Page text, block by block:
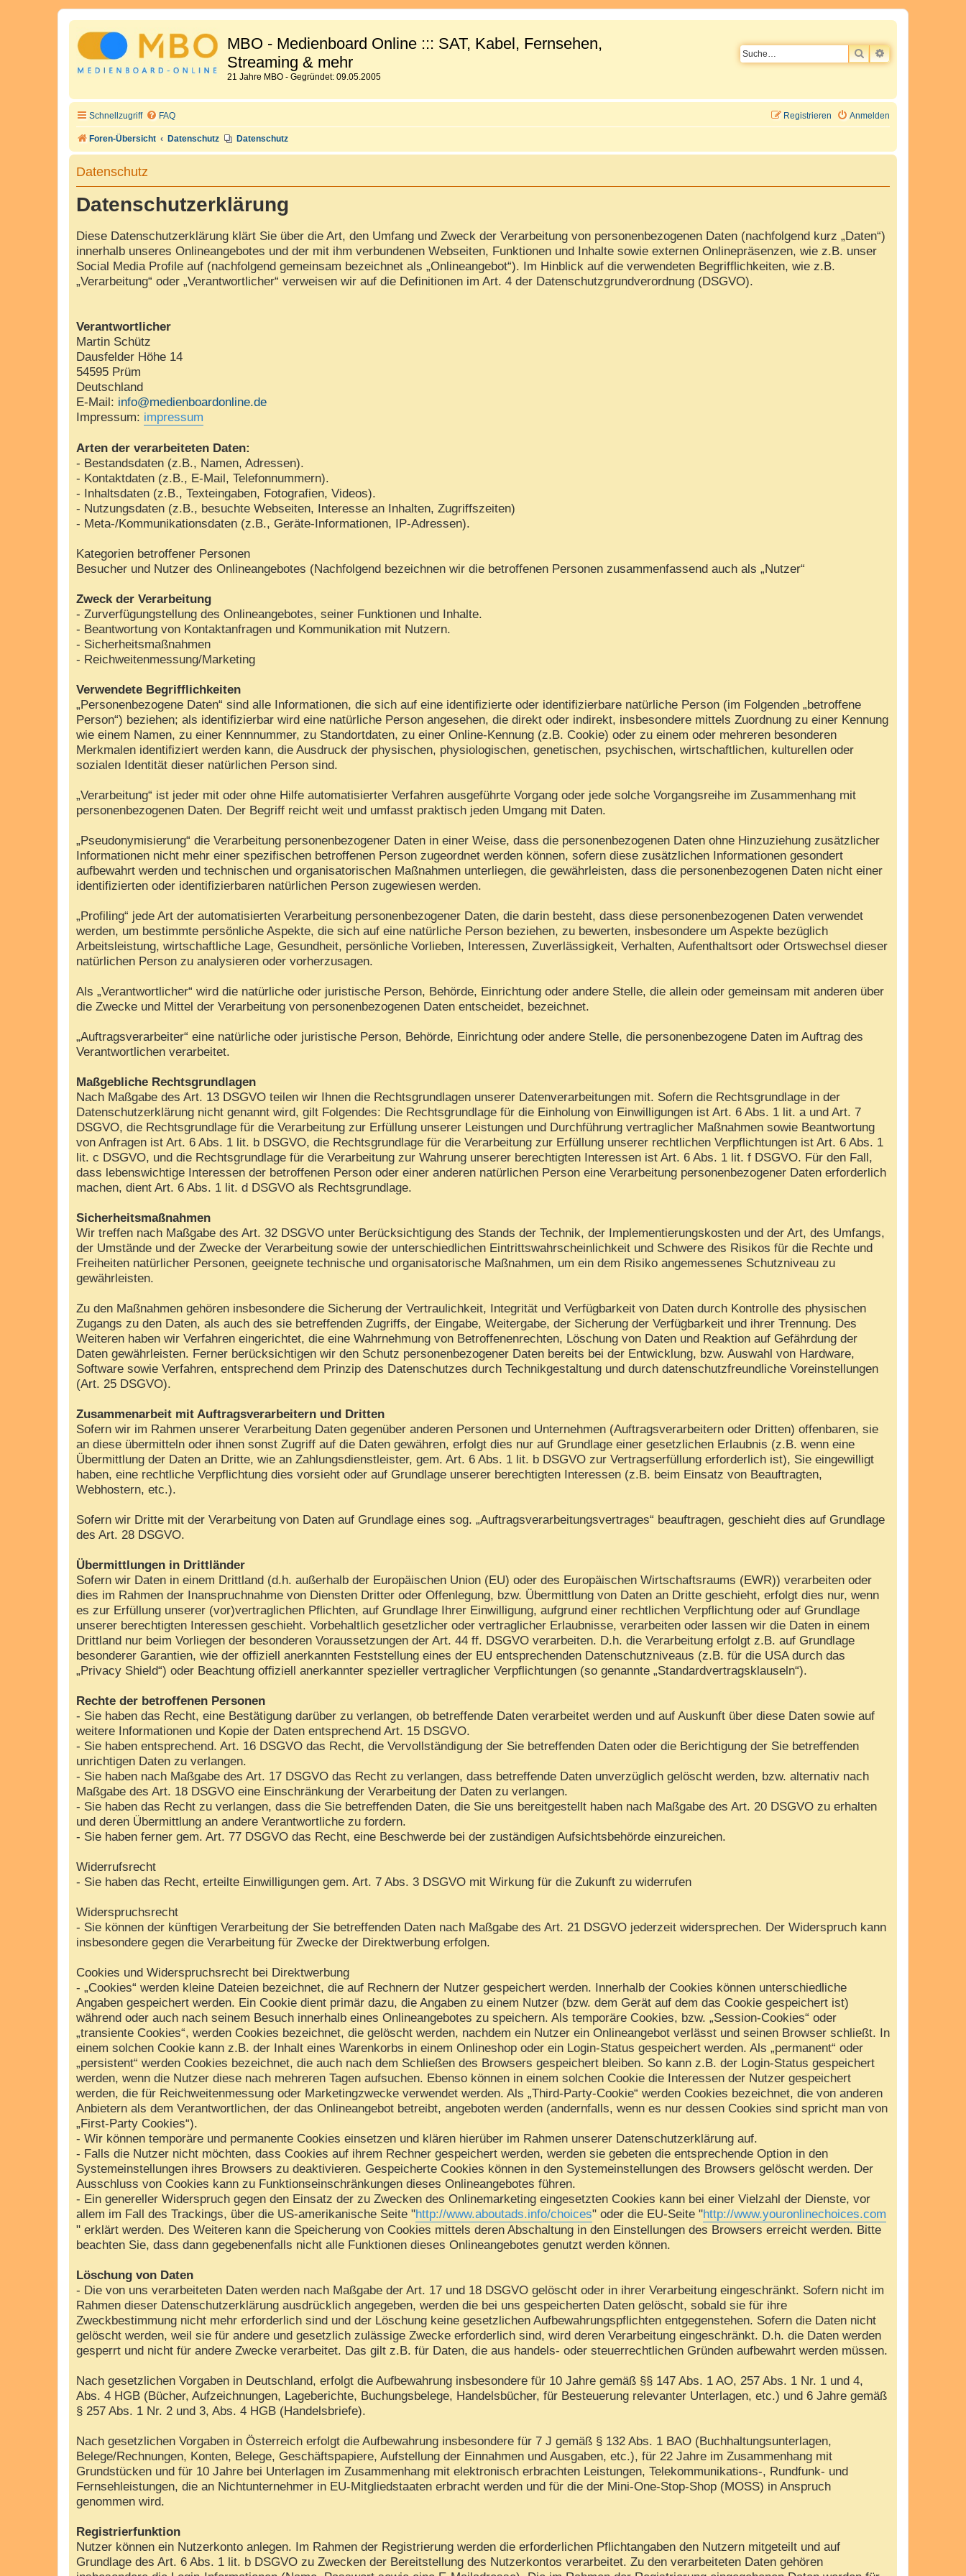
MBO - Medienboard Online ::: SAT, Kabel, Fernsehen,
Streaming & mehr
21 Jahre MBO - Gegründet: 09.05.2005
SUCHEERWEITERTE
Schnellzugriff FAQ Anmelden
Registrieren
Foren-Übersicht Datenschutz Datenschutz
Datenschutz
Datenschutzerklärung
Diese Datenschutzerklärung klärt Sie über die Art, den Umfang und Zweck der Verarbeitung von personenbezogenen Daten (nachfolgend kurz „Daten“)
innerhalb unseres Onlineangebotes und der mit ihm verbundenen Webseiten, Funktionen und Inhalte sowie externen Onlinepräsenzen, wie z.B. unser
Social Media Profile auf (nachfolgend gemeinsam bezeichnet als „Onlineangebot“). Im Hinblick auf die verwendeten Begrifflichkeiten, wie z.B.
„Verarbeitung“ oder „Verantwortlicher“ verweisen wir auf die Definitionen im Art. 4 der Datenschutzgrundverordnung (DSGVO).
Verantwortlicher
Martin Schütz
Dausfelder Höhe 14
54595 Prüm
Deutschland
E-Mail: info@medienboardonline.de
Impressum: impressum
Arten der verarbeiteten Daten:
- Bestandsdaten (z.B., Namen, Adressen).
- Kontaktdaten (z.B., E-Mail, Telefonnummern).
- Inhaltsdaten (z.B., Texteingaben, Fotografien, Videos).
- Nutzungsdaten (z.B., besuchte Webseiten, Interesse an Inhalten, Zugriffszeiten)
- Meta-/Kommunikationsdaten (z.B., Geräte-Informationen, IP-Adressen).
Kategorien betroffener Personen
Besucher und Nutzer des Onlineangebotes (Nachfolgend bezeichnen wir die betroffenen Personen zusammenfassend auch als „Nutzer“
Zweck der Verarbeitung
- Zurverfügungstellung des Onlineangebotes, seiner Funktionen und Inhalte.
- Beantwortung von Kontaktanfragen und Kommunikation mit Nutzern.
- Sicherheitsmaßnahmen
- Reichweitenmessung/Marketing
Verwendete Begrifflichkeiten
„Personenbezogene Daten“ sind alle Informationen, die sich auf eine identifizierte oder identifizierbare natürliche Person (im Folgenden „betroffene
Person“) beziehen; als identifizierbar wird eine natürliche Person angesehen, die direkt oder indirekt, insbesondere mittels Zuordnung zu einer Kennung
wie einem Namen, zu einer Kennnummer, zu Standortdaten, zu einer Online-Kennung (z.B. Cookie) oder zu einem oder mehreren besonderen
Merkmalen identifiziert werden kann, die Ausdruck der physischen, physiologischen, genetischen, psychischen, wirtschaftlichen, kulturellen oder
sozialen Identität dieser natürlichen Person sind.
„Verarbeitung“ ist jeder mit oder ohne Hilfe automatisierter Verfahren ausgeführte Vorgang oder jede solche Vorgangsreihe im Zusammenhang mit
personenbezogenen Daten. Der Begriff reicht weit und umfasst praktisch jeden Umgang mit Daten.
„Pseudonymisierung“ die Verarbeitung personenbezogener Daten in einer Weise, dass die personenbezogenen Daten ohne Hinzuziehung zusätzlicher
Informationen nicht mehr einer spezifischen betroffenen Person zugeordnet werden können, sofern diese zusätzlichen Informationen gesondert
aufbewahrt werden und technischen und organisatorischen Maßnahmen unterliegen, die gewährleisten, dass die personenbezogenen Daten nicht einer
identifizierten oder identifizierbaren natürlichen Person zugewiesen werden.
„Profiling“ jede Art der automatisierten Verarbeitung personenbezogener Daten, die darin besteht, dass diese personenbezogenen Daten verwendet
werden, um bestimmte persönliche Aspekte, die sich auf eine natürliche Person beziehen, zu bewerten, insbesondere um Aspekte bezüglich
Arbeitsleistung, wirtschaftliche Lage, Gesundheit, persönliche Vorlieben, Interessen, Zuverlässigkeit, Verhalten, Aufenthaltsort oder Ortswechsel dieser
natürlichen Person zu analysieren oder vorherzusagen.
Als „Verantwortlicher“ wird die natürliche oder juristische Person, Behörde, Einrichtung oder andere Stelle, die allein oder gemeinsam mit anderen über
die Zwecke und Mittel der Verarbeitung von personenbezogenen Daten entscheidet, bezeichnet.
„Auftragsverarbeiter“ eine natürliche oder juristische Person, Behörde, Einrichtung oder andere Stelle, die personenbezogene Daten im Auftrag des
Verantwortlichen verarbeitet.
Maßgebliche Rechtsgrundlagen
Nach Maßgabe des Art. 13 DSGVO teilen wir Ihnen die Rechtsgrundlagen unserer Datenverarbeitungen mit. Sofern die Rechtsgrundlage in der
Datenschutzerklärung nicht genannt wird, gilt Folgendes: Die Rechtsgrundlage für die Einholung von Einwilligungen ist Art. 6 Abs. 1 lit. a und Art. 7
DSGVO, die Rechtsgrundlage für die Verarbeitung zur Erfüllung unserer Leistungen und Durchführung vertraglicher Maßnahmen sowie Beantwortung
von Anfragen ist Art. 6 Abs. 1 lit. b DSGVO, die Rechtsgrundlage für die Verarbeitung zur Erfüllung unserer rechtlichen Verpflichtungen ist Art. 6 Abs. 1
lit. c DSGVO, und die Rechtsgrundlage für die Verarbeitung zur Wahrung unserer berechtigten Interessen ist Art. 6 Abs. 1 lit. f DSGVO. Für den Fall,
dass lebenswichtige Interessen der betroffenen Person oder einer anderen natürlichen Person eine Verarbeitung personenbezogener Daten erforderlich
machen, dient Art. 6 Abs. 1 lit. d DSGVO als Rechtsgrundlage.
Sicherheitsmaßnahmen
Wir treffen nach Maßgabe des Art. 32 DSGVO unter Berücksichtigung des Stands der Technik, der Implementierungskosten und der Art, des Umfangs,
der Umstände und der Zwecke der Verarbeitung sowie der unterschiedlichen Eintrittswahrscheinlichkeit und Schwere des Risikos für die Rechte und
Freiheiten natürlicher Personen, geeignete technische und organisatorische Maßnahmen, um ein dem Risiko angemessenes Schutzniveau zu
gewährleisten.
Zu den Maßnahmen gehören insbesondere die Sicherung der Vertraulichkeit, Integrität und Verfügbarkeit von Daten durch Kontrolle des physischen
Zugangs zu den Daten, als auch des sie betreffenden Zugriffs, der Eingabe, Weitergabe, der Sicherung der Verfügbarkeit und ihrer Trennung. Des
Weiteren haben wir Verfahren eingerichtet, die eine Wahrnehmung von Betroffenenrechten, Löschung von Daten und Reaktion auf Gefährdung der
Daten gewährleisten. Ferner berücksichtigen wir den Schutz personenbezogener Daten bereits bei der Entwicklung, bzw. Auswahl von Hardware,
Software sowie Verfahren, entsprechend dem Prinzip des Datenschutzes durch Technikgestaltung und durch datenschutzfreundliche Voreinstellungen
(Art. 25 DSGVO).
Zusammenarbeit mit Auftragsverarbeitern und Dritten
Sofern wir im Rahmen unserer Verarbeitung Daten gegenüber anderen Personen und Unternehmen (Auftragsverarbeitern oder Dritten) offenbaren, sie
an diese übermitteln oder ihnen sonst Zugriff auf die Daten gewähren, erfolgt dies nur auf Grundlage einer gesetzlichen Erlaubnis (z.B. wenn eine
Übermittlung der Daten an Dritte, wie an Zahlungsdienstleister, gem. Art. 6 Abs. 1 lit. b DSGVO zur Vertragserfüllung erforderlich ist), Sie eingewilligt
haben, eine rechtliche Verpflichtung dies vorsieht oder auf Grundlage unserer berechtigten Interessen (z.B. beim Einsatz von Beauftragten,
Webhostern, etc.).
Sofern wir Dritte mit der Verarbeitung von Daten auf Grundlage eines sog. „Auftragsverarbeitungsvertrages“ beauftragen, geschieht dies auf Grundlage
des Art. 28 DSGVO.
Übermittlungen in Drittländer
Sofern wir Daten in einem Drittland (d.h. außerhalb der Europäischen Union (EU) oder des Europäischen Wirtschaftsraums (EWR)) verarbeiten oder
dies im Rahmen der Inanspruchnahme von Diensten Dritter oder Offenlegung, bzw. Übermittlung von Daten an Dritte geschieht, erfolgt dies nur, wenn
es zur Erfüllung unserer (vor)vertraglichen Pflichten, auf Grundlage Ihrer Einwilligung, aufgrund einer rechtlichen Verpflichtung oder auf Grundlage
unserer berechtigten Interessen geschieht. Vorbehaltlich gesetzlicher oder vertraglicher Erlaubnisse, verarbeiten oder lassen wir die Daten in einem
Drittland nur beim Vorliegen der besonderen Voraussetzungen der Art. 44 ff. DSGVO verarbeiten. D.h. die Verarbeitung erfolgt z.B. auf Grundlage
besonderer Garantien, wie der offiziell anerkannten Feststellung eines der EU entsprechenden Datenschutzniveaus (z.B. für die USA durch das
„Privacy Shield“) oder Beachtung offiziell anerkannter spezieller vertraglicher Verpflichtungen (so genannte „Standardvertragsklauseln“).
Rechte der betroffenen Personen
- Sie haben das Recht, eine Bestätigung darüber zu verlangen, ob betreffende Daten verarbeitet werden und auf Auskunft über diese Daten sowie auf
weitere Informationen und Kopie der Daten entsprechend Art. 15 DSGVO.
- Sie haben entsprechend. Art. 16 DSGVO das Recht, die Vervollständigung der Sie betreffenden Daten oder die Berichtigung der Sie betreffenden
unrichtigen Daten zu verlangen.
- Sie haben nach Maßgabe des Art. 17 DSGVO das Recht zu verlangen, dass betreffende Daten unverzüglich gelöscht werden, bzw. alternativ nach
Maßgabe des Art. 18 DSGVO eine Einschränkung der Verarbeitung der Daten zu verlangen.
- Sie haben das Recht zu verlangen, dass die Sie betreffenden Daten, die Sie uns bereitgestellt haben nach Maßgabe des Art. 20 DSGVO zu erhalten
und deren Übermittlung an andere Verantwortliche zu fordern.
- Sie haben ferner gem. Art. 77 DSGVO das Recht, eine Beschwerde bei der zuständigen Aufsichtsbehörde einzureichen.
Widerrufsrecht
- Sie haben das Recht, erteilte Einwilligungen gem. Art. 7 Abs. 3 DSGVO mit Wirkung für die Zukunft zu widerrufen
Widerspruchsrecht
- Sie können der künftigen Verarbeitung der Sie betreffenden Daten nach Maßgabe des Art. 21 DSGVO jederzeit widersprechen. Der Widerspruch kann
insbesondere gegen die Verarbeitung für Zwecke der Direktwerbung erfolgen.
Cookies und Widerspruchsrecht bei Direktwerbung
- „Cookies“ werden kleine Dateien bezeichnet, die auf Rechnern der Nutzer gespeichert werden. Innerhalb der Cookies können unterschiedliche
Angaben gespeichert werden. Ein Cookie dient primär dazu, die Angaben zu einem Nutzer (bzw. dem Gerät auf dem das Cookie gespeichert ist)
während oder auch nach seinem Besuch innerhalb eines Onlineangebotes zu speichern. Als temporäre Cookies, bzw. „Session-Cookies“ oder
„transiente Cookies“, werden Cookies bezeichnet, die gelöscht werden, nachdem ein Nutzer ein Onlineangebot verlässt und seinen Browser schließt. In
einem solchen Cookie kann z.B. der Inhalt eines Warenkorbs in einem Onlineshop oder ein Login-Status gespeichert werden. Als „permanent“ oder
„persistent“ werden Cookies bezeichnet, die auch nach dem Schließen des Browsers gespeichert bleiben. So kann z.B. der Login-Status gespeichert
werden, wenn die Nutzer diese nach mehreren Tagen aufsuchen. Ebenso können in einem solchen Cookie die Interessen der Nutzer gespeichert
werden, die für Reichweitenmessung oder Marketingzwecke verwendet werden. Als „Third-Party-Cookie“ werden Cookies bezeichnet, die von anderen
Anbietern als dem Verantwortlichen, der das Onlineangebot betreibt, angeboten werden (andernfalls, wenn es nur dessen Cookies sind spricht man von
„First-Party Cookies“).
- Wir können temporäre und permanente Cookies einsetzen und klären hierüber im Rahmen unserer Datenschutzerklärung auf.
- Falls die Nutzer nicht möchten, dass Cookies auf ihrem Rechner gespeichert werden, werden sie gebeten die entsprechende Option in den
Systemeinstellungen ihres Browsers zu deaktivieren. Gespeicherte Cookies können in den Systemeinstellungen des Browsers gelöscht werden. Der
Ausschluss von Cookies kann zu Funktionseinschränkungen dieses Onlineangebotes führen.
- Ein genereller Widerspruch gegen den Einsatz der zu Zwecken des Onlinemarketing eingesetzten Cookies kann bei einer Vielzahl der Dienste, vor
allem im Fall des Trackings, über die US-amerikanische Seite "http://www.aboutads.info/choices" oder die EU-Seite "http://www.youronlinechoices.com
" erklärt werden. Des Weiteren kann die Speicherung von Cookies mittels deren Abschaltung in den Einstellungen des Browsers erreicht werden. Bitte
beachten Sie, dass dann gegebenenfalls nicht alle Funktionen dieses Onlineangebotes genutzt werden können.
Löschung von Daten
- Die von uns verarbeiteten Daten werden nach Maßgabe der Art. 17 und 18 DSGVO gelöscht oder in ihrer Verarbeitung eingeschränkt. Sofern nicht im
Rahmen dieser Datenschutzerklärung ausdrücklich angegeben, werden die bei uns gespeicherten Daten gelöscht, sobald sie für ihre
Zweckbestimmung nicht mehr erforderlich sind und der Löschung keine gesetzlichen Aufbewahrungspflichten entgegenstehen. Sofern die Daten nicht
gelöscht werden, weil sie für andere und gesetzlich zulässige Zwecke erforderlich sind, wird deren Verarbeitung eingeschränkt. D.h. die Daten werden
gesperrt und nicht für andere Zwecke verarbeitet. Das gilt z.B. für Daten, die aus handels- oder steuerrechtlichen Gründen aufbewahrt werden müssen.
Nach gesetzlichen Vorgaben in Deutschland, erfolgt die Aufbewahrung insbesondere für 10 Jahre gemäß §§ 147 Abs. 1 AO, 257 Abs. 1 Nr. 1 und 4,
Abs. 4 HGB (Bücher, Aufzeichnungen, Lageberichte, Buchungsbelege, Handelsbücher, für Besteuerung relevanter Unterlagen, etc.) und 6 Jahre gemäß
§ 257 Abs. 1 Nr. 2 und 3, Abs. 4 HGB (Handelsbriefe).
Nach gesetzlichen Vorgaben in Österreich erfolgt die Aufbewahrung insbesondere für 7 J gemäß § 132 Abs. 1 BAO (Buchhaltungsunterlagen,
Belege/Rechnungen, Konten, Belege, Geschäftspapiere, Aufstellung der Einnahmen und Ausgaben, etc.), für 22 Jahre im Zusammenhang mit
Grundstücken und für 10 Jahre bei Unterlagen im Zusammenhang mit elektronisch erbrachten Leistungen, Telekommunikations-, Rundfunk- und
Fernsehleistungen, die an Nichtunternehmer in EU-Mitgliedstaaten erbracht werden und für die der Mini-One-Stop-Shop (MOSS) in Anspruch
genommen wird.
Registrierfunktion
Nutzer können ein Nutzerkonto anlegen. Im Rahmen der Registrierung werden die erforderlichen Pflichtangaben den Nutzern mitgeteilt und auf
Grundlage des Art. 6 Abs. 1 lit. b DSGVO zu Zwecken der Bereitstellung des Nutzerkontos verarbeitet. Zu den verarbeiteten Daten gehören